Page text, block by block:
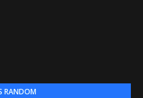
RANDOM